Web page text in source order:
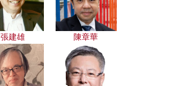
張建雄 陳章華